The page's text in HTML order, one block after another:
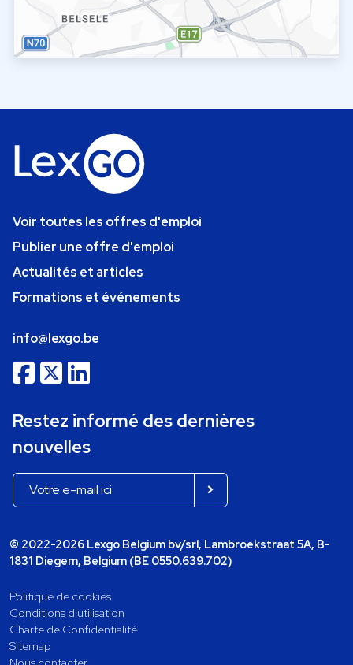
Voir toutes les offres d'emploi
Publier une offre d'emploi
Actualités et articles
Formations et événements
info@lexgo.be
Restez informé des dernières
nouvelles
© 2022-2026 Lexgo Belgium bv/srl, Lambroekstraat 5A, B-
1831 Diegem, Belgium (BE 0550.639.702)
Politique de cookies
Conditions d'utilisation
Charte de Confidentialité
Sitemap